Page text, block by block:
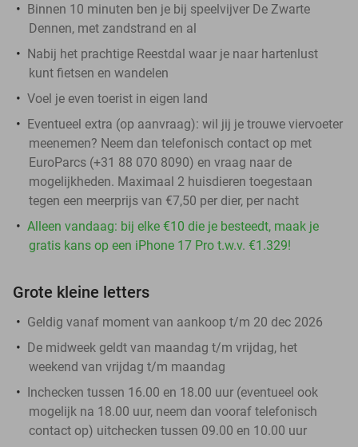
Binnen 10 minuten ben je bij speelvijver De Zwarte
Dennen, met zandstrand en al
Nabij het prachtige Reestdal waar je naar hartenlust
kunt fietsen en wandelen
Voel je even toerist in eigen land
Eventueel extra (op aanvraag): wil jij je trouwe viervoeter
meenemen? Neem dan telefonisch contact op met
EuroParcs (+31 88 070 8090) en vraag naar de
mogelijkheden. Maximaal 2 huisdieren toegestaan
tegen een meerprijs van €7,50 per dier, per nacht
Alleen vandaag: bij elke €10 die je besteedt, maak je
gratis kans op een iPhone 17 Pro t.w.v. €1.329!
Grote kleine letters
Geldig vanaf moment van aankoop t/m 20 dec 2026
De midweek geldt van maandag t/m vrijdag, het
weekend van vrijdag t/m maandag
Inchecken tussen 16.00 en 18.00 uur (eventueel ook
mogelijk na 18.00 uur, neem dan vooraf telefonisch
contact op) uitchecken tussen 09.00 en 10.00 uur